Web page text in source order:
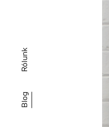
Blog
Rólunk